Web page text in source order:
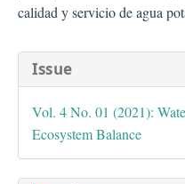
calidad y servicio de agua
Issue
Vol. 4 No. 01 (2021):
Ecosystem Balance